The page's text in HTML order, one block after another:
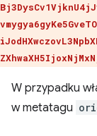
W przypadku
w metatagu